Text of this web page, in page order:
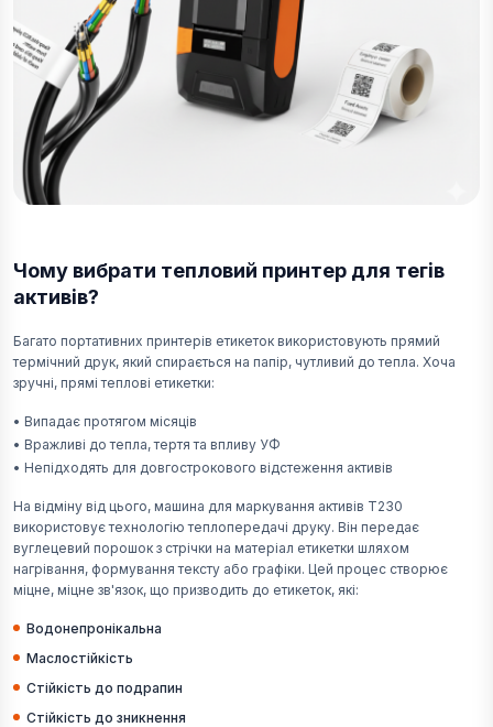
Чому вибрати тепловий принтер для тегів
активів?
Багато портативних принтерів етикеток використовують прямий
термічний друк, який спирається на папір, чутливий до тепла. Хоча
зручні, прямі теплові етикетки:
• Випадає протягом місяців
• Вражливі до тепла, тертя та впливу УФ
• Непідходять для довгострокового відстеження активів
На відміну від цього, машина для маркування активів T230
використовує технологію теплопередачі друку. Він передає
вуглецевий порошок з стрічки на матеріал етикетки шляхом
нагрівання, формування тексту або графіки. Цей процес створює
міцне, міцне зв'язок, що призводить до етикеток, які:
Водонепронікальна
Маслостійкість
Стійкість до подрапин
Стійкість до зникнення